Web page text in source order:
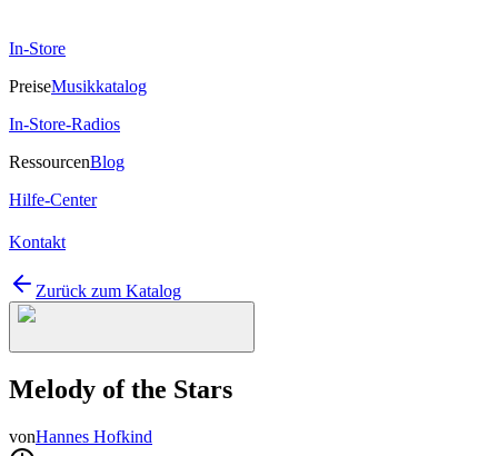
In-Store
PreiseMusikkatalog
In-Store-Radios
RessourcenBlog
Hilfe-Center
Kontakt
Zurück zum Katalog
Melody of the Stars
vonHannes Hofkind